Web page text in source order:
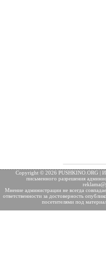
Copyright © 2026 PUSHKINO.ORG |
письменного разрешения
Мнение администрации не всегда
ответственности за достоверность
посетителями под